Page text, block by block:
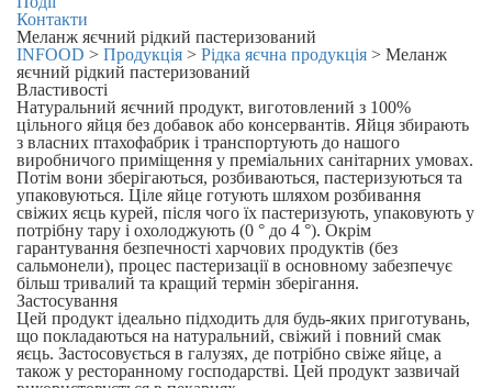
Контакти
Меланж яєчний рідкий пастеризований
INFOOD > Продукція > Рідка яєчна продукція > Меланж
яєчний рідкий пастеризований
Властивості
Натуральний яєчний продукт, виготовлений з 100%
цільного яйця без добавок або консервантів. Яйця збирають
з власних птахофабрик і транспортують до нашого
виробничого приміщення у преміальних санітарних умовах.
Потім вони зберігаються, розбиваються, пастеризуються та
упаковуються. Ціле яйце готують шляхом розбивання
свіжих яєць курей, після чого їх пастеризують, упаковують у
потрібну тару і охолоджують (0 ° до 4 °). Окрім
гарантування безпечності харчових продуктів (без
сальмонели), процес пастеризації в основному забезпечує
більш тривалий та кращий термін зберігання.
Застосування
Цей продукт ідеально підходить для будь-яких приготувань,
що покладаються на натуральний, свіжий і повний смак
яєць. Застосовується в галузях, де потрібно свіже яйце, а
також у ресторанному господарстві. Цей продукт зазвичай